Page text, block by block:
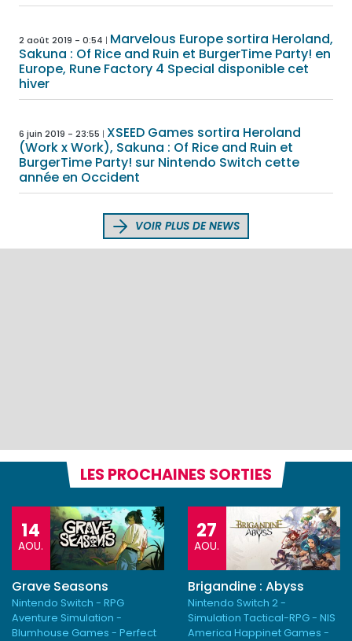
2 août 2019 - 0:54
Marvelous Europe sortira Heroland,
Sakuna : Of Rice and Ruin et BurgerTime Party! en
Europe, Rune Factory 4 Special disponible cet
hiver
6 juin 2019 - 23:55
XSEED Games sortira Heroland
(Work x Work), Sakuna : Of Rice and Ruin et
BurgerTime Party! sur Nintendo Switch cette
année en Occident
VOIR PLUS DE NEWS
LES PROCHAINES SORTIES
14
AOU.
Grave Seasons
Nintendo Switch - RPG
Aventure Simulation -
Blumhouse Games - Perfect
27
AOU.
Brigandine : Abyss
Nintendo Switch 2 -
Simulation Tactical-RPG - NIS
America Happinet Games -